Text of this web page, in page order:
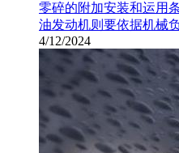
零碎的附加安装和运用
油发动机则要依据机械
4/12/2024